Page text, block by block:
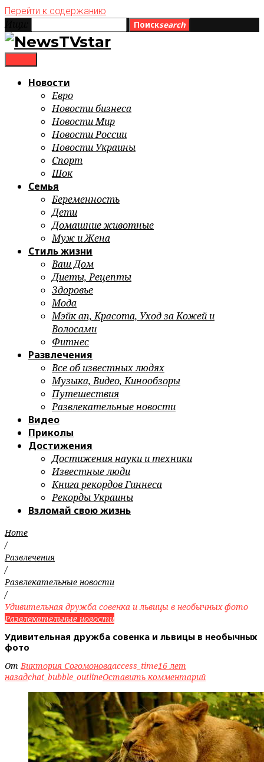
Перейти к содержанию
Поискsearch
Новости
Евро
Новости бизнеса
Новости Мир
Новости России
Новости Украины
Спорт
Шок
Семья
Беременность
Дети
Домашние животные
Муж и Жена
Стиль жизни
Ваш Дом
Диеты, Рецепты
Здоровье
Мода
Мэйк ап, Красота, Уход за Кожей и
Волосами
Фитнес
Развлечения
Все об известных людях
Музыка, Видео, Кинообзоры
Путешествия
Развлекательные новости
Видео
Приколы
Достижения
Достижения науки и техники
Известные люди
Книга рекордов Гиннеса
Рекорды Украины
Взломай свою жизнь
Home
/
Развлечения
/
Развлекательные новости
/
Удивительная дружба совенка и львицы в необычных фото
Развлекательные новости
Удивительная дружба совенка и львицы в необычных
фото
ОтВиктория Согомоноваaccess_time16 лет
назадchat_bubble_outlineОставить комментарий